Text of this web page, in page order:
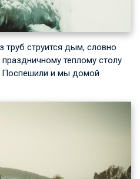
струится дым, словно
теплому столу
Поспешили и мы домой